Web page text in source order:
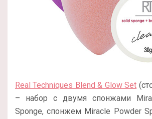
Real Techniques Blend & Glow Set
– набор с двумя спонжами
Sponge, спонжем Miracle Powder